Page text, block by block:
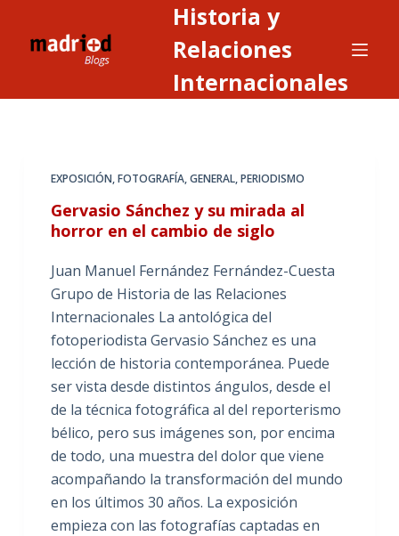
Historia y
Relaciones
Internacionales
EXPOSICIÓN,FOTOGRAFÍA,GENERAL,PERIODISMO
Gervasio Sánchez y su mirada al
horror en el cambio de siglo
Juan Manuel Fernández Fernández-Cuesta
Grupo de Historia de las Relaciones
Internacionales La antológica del
fotoperiodista Gervasio Sánchez es una
lección de historia contemporánea. Puede
ser vista desde distintos ángulos, desde el
de la técnica fotográfica al del reporterismo
bélico, pero sus imágenes son, por encima
de todo, una muestra del dolor que viene
acompañando la transformación del mundo
en los últimos 30 años. La exposición
empieza con las fotografías captadas en